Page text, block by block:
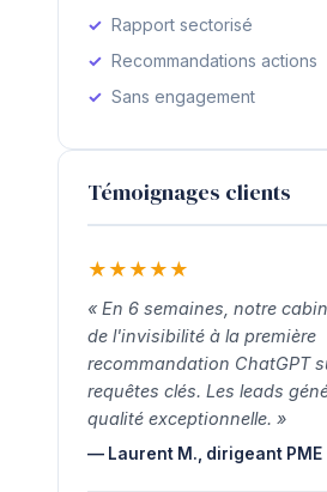
Rapport sectorisé
Recommandations actions
Sans engagement
Témoignages clients
★ ★ ★ ★ ★
« En 6 semaines, notre
de l'invisibilité à la première
recommandation ChatGPT
requêtes clés. Les leads
qualité exceptionnelle. »
— Laurent M., dirigeant PME